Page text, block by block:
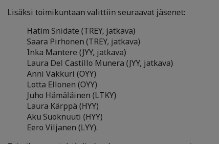
Lisäksi toimikuntaan valittiin seuraavat jäsenet:
Hatim Snidate (TREY, jatkava)
Saara Pirhonen (TREY, jatkava)
Inka Mantere (JYY, jatkava)
Laura Del Castillo Munera (JYY, jatkava)
Anni Vakkuri (OYY)
Lotta Ellonen (OYY)
Juho Hämäläinen (LTKY)
Laura Kärppä (HYY)
Aku Suoknuuti (HYY)
Eero Viljanen (LYY).